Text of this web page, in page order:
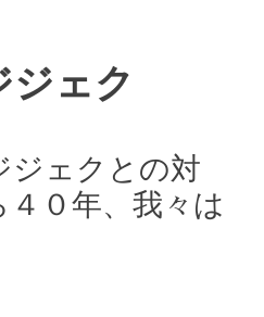
ジェク
ジェクとの対
０年、我々は